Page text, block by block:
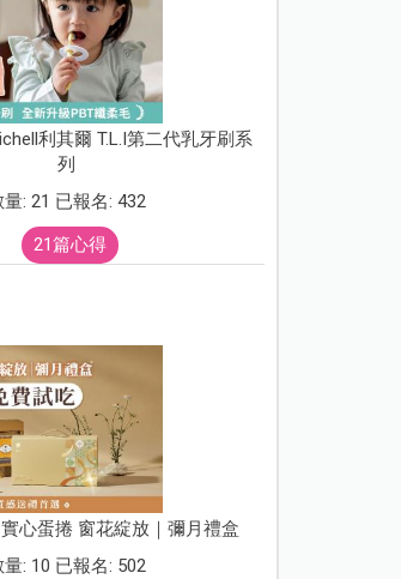
利其爾 T.L.I第二代乳牙刷系
列
量: 21 已報名: 432
21篇心得
實心蛋捲 窗花綻放｜彌月禮盒
量: 10 已報名: 502